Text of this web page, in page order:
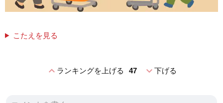
こたえを見る
expand_lessランキングを上げる 47 expand_more下げる